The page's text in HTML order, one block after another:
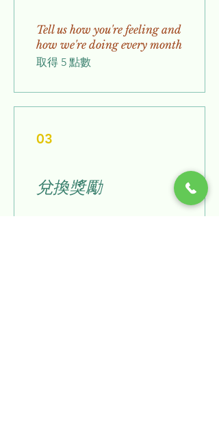
Tell us how you're feeling and
how we're doing every month
取得 5 點數
03
兌換獎勵